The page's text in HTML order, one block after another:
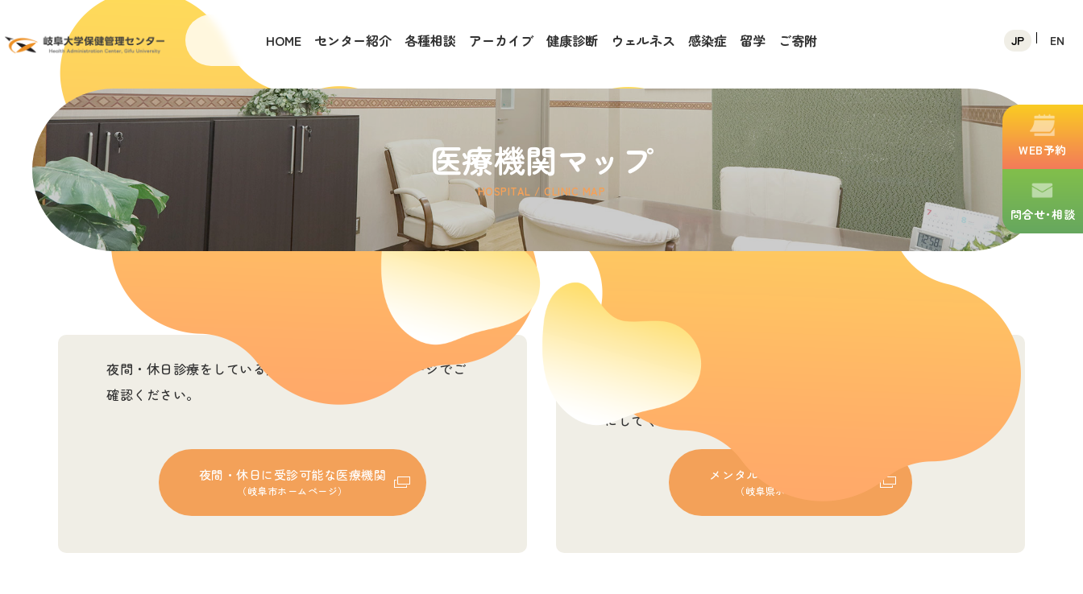
JP EN
WEB予約
問合せ･相談
HOME センター紹介 各種相談 アーカイブ 健康診断 ウェルネス 感染症 留学 ご寄附
医療機関マップ
HOSPITAL / CLINIC MAP
夜間・休日診療をしている病院は、岐阜市ホームページでご
確認ください。
夜間・休日に受診可能な医療機関
（岐阜市ホームページ）
精神科、心療内科に関しては、メンタルヘルスガイドブック
（岐阜県公式ホームページ・精神保健福祉センター）を参考
にしてください。
メンタルヘルスガイドブック
（岐阜県ホームページ）